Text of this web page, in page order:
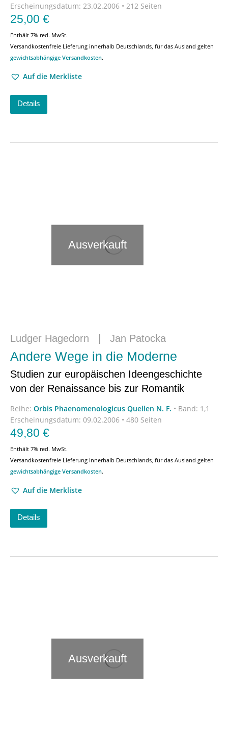
Erscheinungsdatum: 23.02.2006 • 212 Seiten
25,00 €
Enthält 7% red. MwSt.
Versandkostenfreie Lieferung innerhalb Deutschlands, für das Ausland gelten
gewichtsabhängige Versandkosten.
Auf die Merkliste
Details
Ausverkauft
Ludger Hagedorn Jan Patocka
Andere Wege in die Moderne
Studien zur europäischen Ideengeschichte
von der Renaissance bis zur Romantik
Reihe: Orbis Phaenomenologicus Quellen N. F. • Band: 1,1
Erscheinungsdatum: 09.02.2006 • 480 Seiten
49,80 €
Enthält 7% red. MwSt.
Versandkostenfreie Lieferung innerhalb Deutschlands, für das Ausland gelten
gewichtsabhängige Versandkosten.
Auf die Merkliste
Details
Ausverkauft